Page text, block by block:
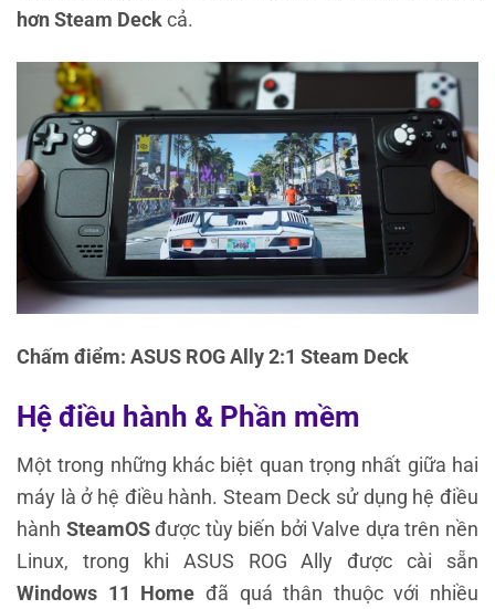
hơn Steam Deckcả.
Chấm điểm: ASUS ROG Ally 2:1 Steam Deck
Hệ điều hành & Phần mềm
Một trong những khác biệt quan trọng nhất giữa hai
máy là ở hệ điều hành. Steam Deck sử dụng hệ điều
hành SteamOSđược tùy biến bởi Valve dựa trên nền
Linux, trong khi ASUS ROG Ally được cài sẵn
Windows 11 Home đã quá thân thuộc với nhiều